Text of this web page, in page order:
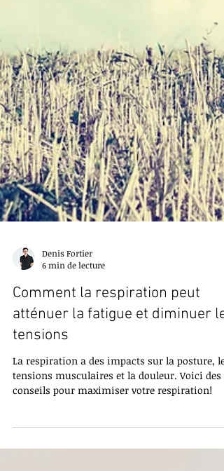
Denis Fortier
6 min de lecture
Comment la respiration peut
atténuer la fatigue et diminuer
tensions
La respiration a des impacts sur la posture, les